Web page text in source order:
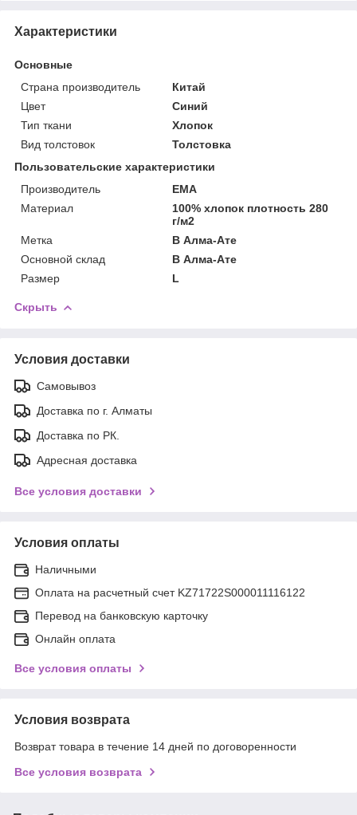
Характеристики
Основные
Страна производитель
Китай
Цвет
Синий
Тип ткани
Хлопок
Вид толстовок
Толстовка
Пользовательские характеристики
Производитель
EMA
Материал
100% хлопок плотность 280
г/м2
Метка
В Алма-Ате
Основной склад
В Алма-Ате
Размер
L
Скрыть
Условия доставки
Самовывоз
Доставка по г. Алматы
Доставка по РК.
Адресная доставка
Все условия доставки
Условия оплаты
Наличными
Оплата на расчетный счет KZ71722S000011116122
Перевод на банковскую карточку
Онлайн оплата
Все условия оплаты
Условия возврата
Возврат товара в течение 14 дней по договоренности
Все условия возврата